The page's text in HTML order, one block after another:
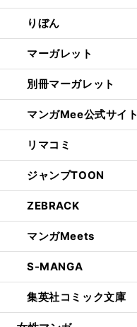
りぼん
マーガレット
別冊マーガレット
マンガMee公式サイト
リマコミ
ジャンプTOON
ZEBRACK
マンガMeets
S-MANGA
集英社コミック文庫